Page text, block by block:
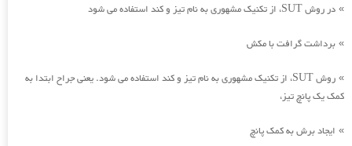
» در روش SUT، از تکنیک مشهوری به نام تیز و کند استفاده می شود
» برداشت گرافت با مکش
»
روش SUT، از تکنیک مشهوری به نام تیز و کند استفاده می شود. یعنی جراح ابتدا به
کمک یک پانچ تیز،
» ایجاد برش به کمک پانچ